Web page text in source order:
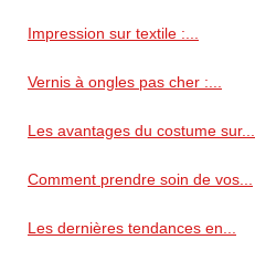
Impression sur textile :...
Vernis à ongles pas cher :...
Les avantages du costume sur...
Comment prendre soin de vos...
Les dernières tendances en...